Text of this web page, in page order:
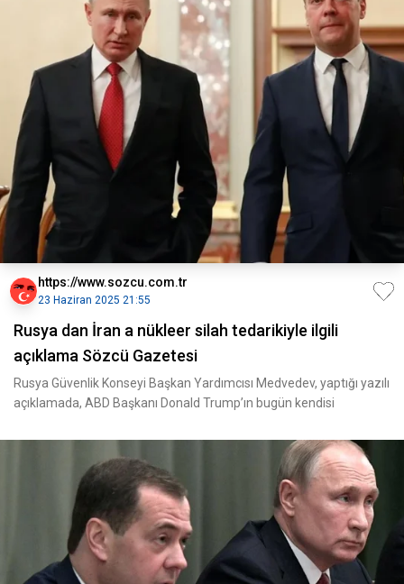
https://www.sozcu.com.tr
23 Haziran 2025 21:55
Rusya dan İran a nükleer silah tedarikiyle ilgili
açıklama Sözcü Gazetesi
Rusya Güvenlik Konseyi Başkan Yardımcısı Medvedev, yaptığı yazılı
açıklamada, ABD Başkanı Donald Trump’ın bugün kendisi